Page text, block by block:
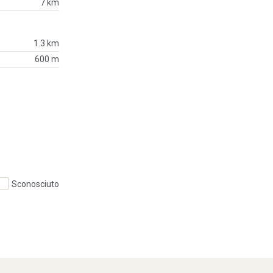
7 km
1.3 km
600 m
Sconosciuto